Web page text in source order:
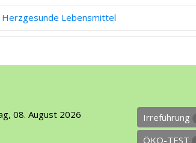
Herzgesunde Lebensmittel
08. August 2026 Irreführung
ÖKO-TEST